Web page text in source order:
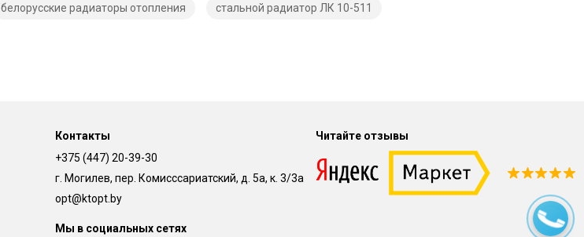
белорусские радиаторы отопления стальной радиатор ЛК 10-511
Контакты
+375 (447) 20-39-30
г. Могилев, пер. Комисссариатский, д. 5а, к. 3/3а
opt@ktopt.by
Мы в социальных сетях
Читайте отзывы